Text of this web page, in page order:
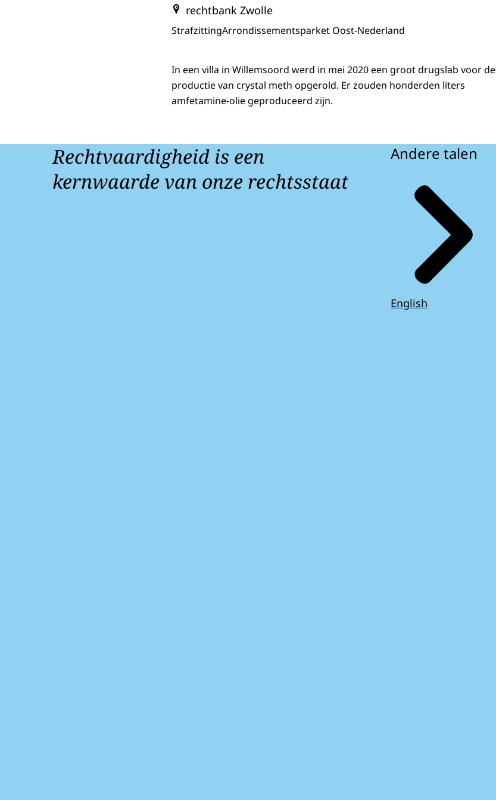
rechtbank Zwolle
StrafzittingArrondissementsparket Oost-Nederland
In een villa in Willemsoord werd in mei 2020 een groot drugslab voor de
productie van crystal meth opgerold. Er zouden honderden liters
amfetamine-olie geproduceerd zijn.
Rechtvaardigheid is een
kernwaarde van onze rechtsstaat
Andere talen
English